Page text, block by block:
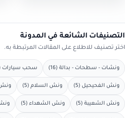
التصنيفات الشائعة في المدونة
اختر تصنيف للاطلاع على المقالات المرتبطة به.
ونشات - سطحات - بدالة (16) سحب سيارات
ونش الفحيحيل (5) ونش السلام (5) ونش
ونش الشعيبة (5) ونش الشهداء (5) ونش